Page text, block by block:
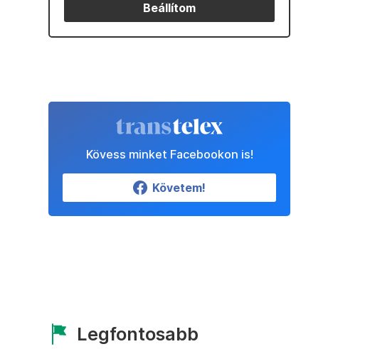
Beállítom
Kövess minket Facebookon is!
Követem!
Legfontosabb